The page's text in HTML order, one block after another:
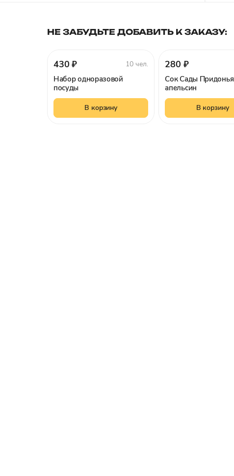
НЕ ЗАБУДЬТЕ ДОБАВИТЬ К ЗАКАЗУ:
430 ₽ 10 чел.
Набор одноразовой
посуды
В корзину
280 ₽
Сок Сады Придонья
апельсин
В корзину